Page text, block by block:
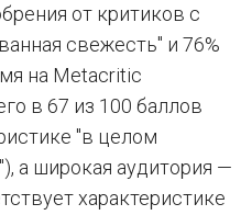
от критиков с
свежесть" и 76%
на Metacritic
в 67 из 100 баллов
"в целом
а широкая аудитория —
характеристике